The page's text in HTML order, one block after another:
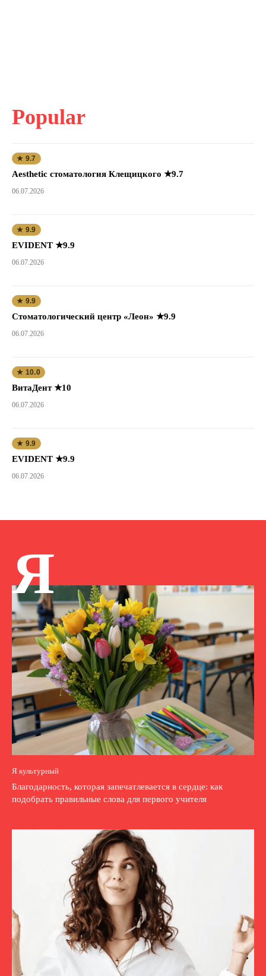
Popular
★ 9.7
Aesthetic стоматология Клещицкого ★9.7
06.07.2026
★ 9.9
EVIDENT ★9.9
06.07.2026
★ 9.9
Стоматологический центр «Леон» ★9.9
06.07.2026
★ 10.0
ВитаДент ★10
06.07.2026
★ 9.9
EVIDENT ★9.9
06.07.2026
Я
Я культурный
Благодарность, которая запечатлевается в сердце: как
подобрать правильные слова для первого учителя